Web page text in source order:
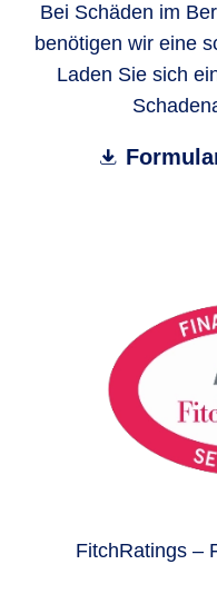
Bei Schäden im
benötigen wir eine
Laden Sie sich
FitchRatings –